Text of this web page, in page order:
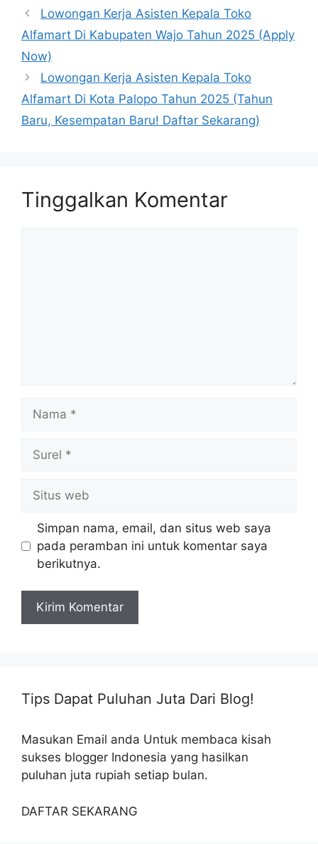
Lowongan Kerja Asisten Kepala Toko
Alfamart Di Kabupaten Wajo Tahun 2025 (Apply
Now)
Lowongan Kerja Asisten Kepala Toko
Alfamart Di Kota Palopo Tahun 2025 (Tahun
Baru, Kesempatan Baru! Daftar Sekarang)
Tinggalkan Komentar
web
Simpan nama, email, dan situs web saya
pada peramban ini untuk komentar saya
berikutnya.
Tips Dapat Puluhan Juta Dari Blog!
Masukan Email anda Untuk membaca kisah
sukses blogger Indonesia yang hasilkan
puluhan juta rupiah setiap bulan.
DAFTAR SEKARANG